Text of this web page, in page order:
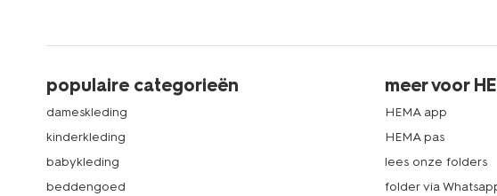
populaire categorieën
dameskleding
kinderkleding
babykleding
beddengoed
meer voor
HEMA app
HEMA pas
lees onze folders
folder via